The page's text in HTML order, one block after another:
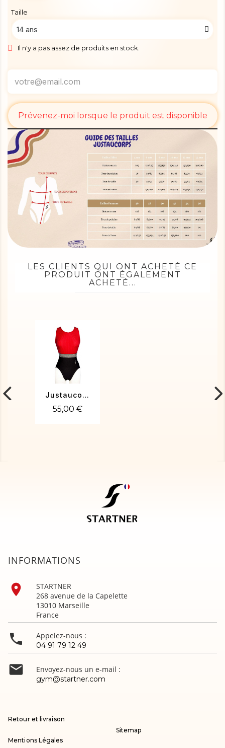
Taille
Il n'y a pas assez de produits en stock.
Prévenez-moi lorsque le produit est disponible
LES CLIENTS QUI ONT ACHETÉ CE
PRODUIT ONT ÉGALEMENT
ACHETÉ...
Justaucorps de gym PENELOPE-02
55,00 €
INFORMATIONS

STARTNER
268 avenue de la Capelette
13010 Marseille
France
 Appelez-nous :
04 91 79 12 49
 Envoyez-nous un e-mail :
gym@startner.com
Retour et livraison
Mentions Légales
Sitemap